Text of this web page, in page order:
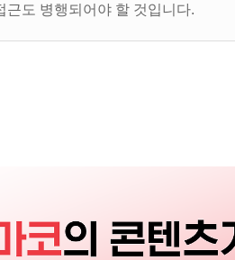
근도 병행되어야 할 것입니다.